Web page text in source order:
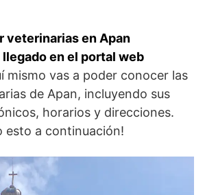
veterinarias en Apan
llegado en el portal web
mismo vas a poder conocer las
de Apan, incluyendo sus
horarios y direcciones.
esto a continuación!